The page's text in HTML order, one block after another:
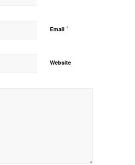
Email *
Website